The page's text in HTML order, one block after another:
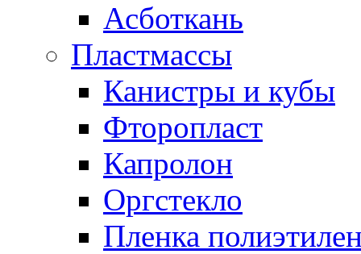
Асботкань
Пластмассы
Канистры и кубы
Фторопласт
Капролон
Оргстекло
Пленка